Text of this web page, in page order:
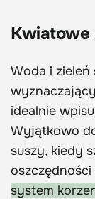
Kwiatowe
Woda i zieleń
idealnie
Wyjątkowo
suszy, kiedy
system